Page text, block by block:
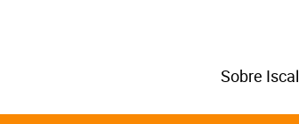
Sobre Iscal